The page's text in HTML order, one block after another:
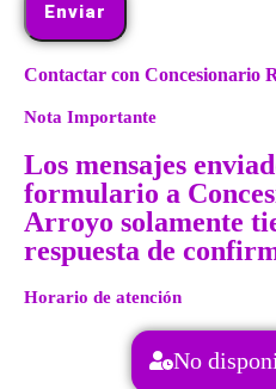
Enviar
Contactar con Concesionario
Nota Importante
Los mensajes
formulario a
Arroyo solamente
respuesta de
Horario de atención
No